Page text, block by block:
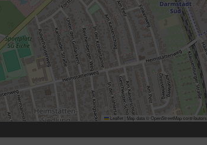
Leaflet Map data © OpenStreetMapcontributors